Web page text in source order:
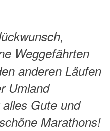
Weggefährten
anderen Läufen
Umland
Gute und
Marathons!